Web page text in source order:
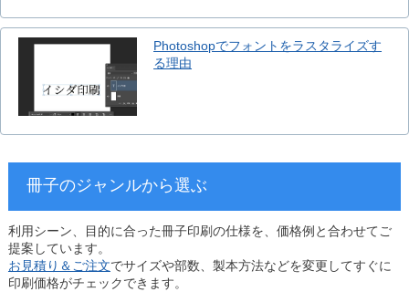
Photoshopでフォントをラスタライズす
る理由
冊子のジャンルから選ぶ
利用シーン、目的に合った冊子印刷の仕様を、価格例と合わせてご
提案しています。
お見積り＆ご注文でサイズや部数、製本方法などを変更してすぐに
印刷価格がチェックできます。